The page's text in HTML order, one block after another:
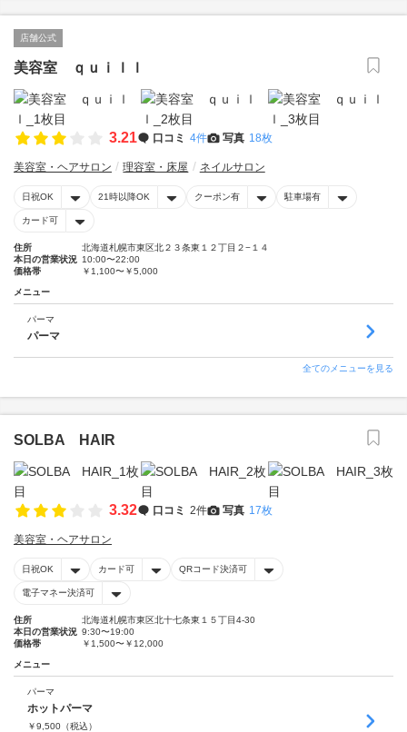
店舗公式
美容室 ｑｕｉｌｌ
3.21 口コミ 4件 写真 18枚
美容室・ヘアサロン 理容室・床屋 ネイルサロン
日祝OK 21時以降OK クーポン有 駐車場有
カード可
住所
北海道札幌市東区北２３条東１２丁目２−１４
本日の営業状況 10:00〜22:00
価格帯
￥1,100〜￥5,000
メニュー
パーマ
パーマ
全てのメニューを見る
SOLBA HAIR
3.32 口コミ 2件 写真 17枚
美容室・ヘアサロン
日祝OK カード可 QRコード決済可
電子マネー決済可
住所
北海道札幌市東区北十七条東１５丁目4-30
本日の営業状況 9:30〜19:00
価格帯
￥1,500〜￥12,000
メニュー
パーマ
ホットパーマ
￥9,500 （税込）